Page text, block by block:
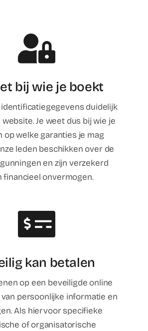
bij wie je boekt
identificatiegegevens duidelijk
Je weet dus bij wie je
op welke garanties je mag
leden beschikken over de
en zijn verzekerd
financieel onvermogen.
kan betalen
op een beveiligde online
persoonlijke informatie en
Als hiervoor specifieke
of organisatorische